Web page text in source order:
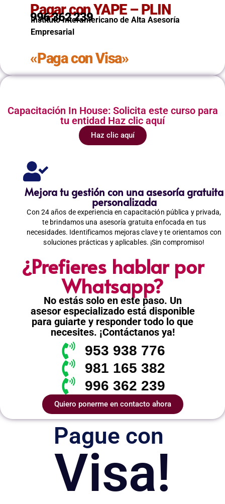
Pagar con YAPE – PLIN
996 362 239
Instituto Interamericano de Alta Asesoría
Empresarial
«Paga con Visa»
Capacitación In House: Solicita este curso para
tu entidad Haz clic aquí
Haz clic aquí
Mejora tu gestión con una asesoría gratuita
personalizada
Con 24 años de experiencia en capacitación pública y privada,
te brindamos una asesoría gratuita enfocada en tus
necesidades. Identificamos mejoras clave y te orientamos con
soluciones prácticas y aplicables. ¡Sin compromiso!
¿Prefieres hablar por
Whatsapp?
No estás solo en este paso. Un
asesor especializado está disponible
para guiarte y responder todo lo que
necesites. ¡Contáctanos ya!
953 938 776
981 165 382
996 362 239
Quiero ponerme en contacto ahora
Pague con
Visa!